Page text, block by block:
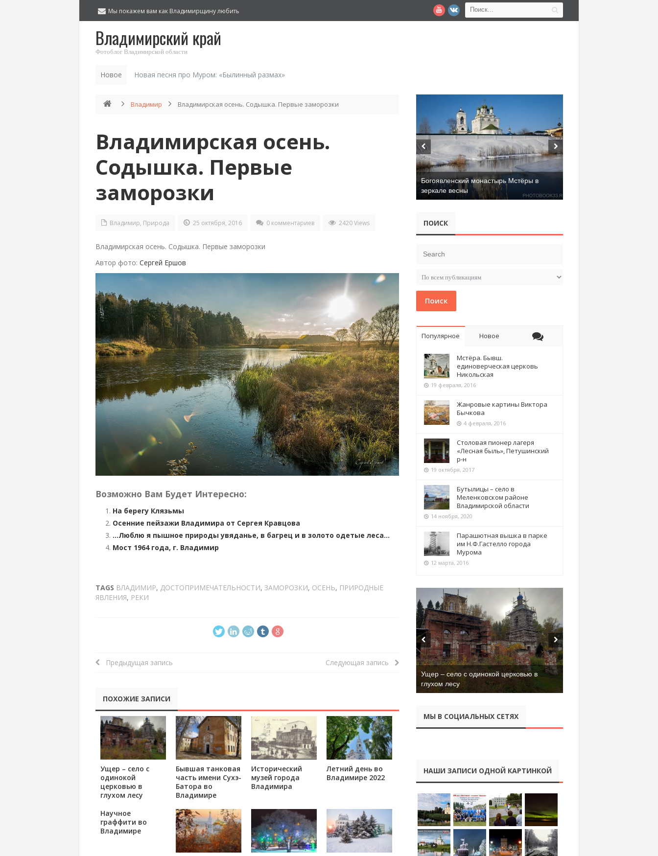
Мы покажем вам как Владимирщину любить
Владимирский край
Фотоблог Владимирской области
Новое Новая песня про Муром: «Былинный размах»
Владимир Владимирская осень. Содышка. Первые заморозки
Владимирская осень.
Содышка. Первые
заморозки
Владимир, Природа 25 октября, 2016 0 комментариев 2420 Views
Владимирская осень. Содышка. Первые заморозки
Автор фото: Сергей Ершов
Возможно Вам Будет Интересно:
На берегу Клязьмы
Осенние пейзажи Владимира от Сергея Кравцова
…Люблю я пышное природы увяданье, в багрец и в золото одетые леса…
Мост 1964 года, г. Владимир
TAGS ВЛАДИМИР, ДОСТОПРИМЕЧАТЕЛЬНОСТИ, ЗАМОРОЗКИ, ОСЕНЬ, ПРИРОДНЫЕ
ЯВЛЕНИЯ, РЕКИ
Предыдущая запись Следующая запись
ПОХОЖИЕ ЗАПИСИ
Ущер – село с
одинокой
церковью в
глухом лесу
Бывшая танковая
часть имени Сухэ-
Батора во
Владимире
Исторический
музей города
Владимира
Летний день во
Владимире 2022
Научное
граффити во
Владимире
Богоявленский монастырь Мстёры в
зеркале весны
ПОИСК
Поиск
Популярное Новое
Мстёра. Бывш.
единоверческая церковь
Никольская
19 февраля, 2016
Жанровые картины Виктора
Бычкова
4 февраля, 2016
Столовая пионер лагеря
«Лесная быль», Петушинский
р-н
19 октября, 2017
Бутылицы – село в
Меленковском районе
Владимирской области
14 ноября, 2020
Парашютная вышка в парке
им Н.Ф.Гастелло города
Мурома
12 марта, 2016
Ущер – село с одинокой церковью в
глухом лесу
МЫ В СОЦИАЛЬНЫХ СЕТЯХ
НАШИ ЗАПИСИ ОДНОЙ КАРТИНКОЙ